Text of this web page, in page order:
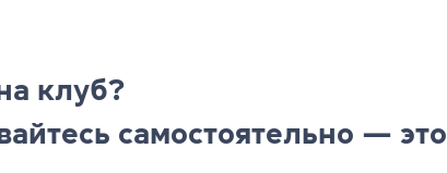
клуб?
самостоятельно — это